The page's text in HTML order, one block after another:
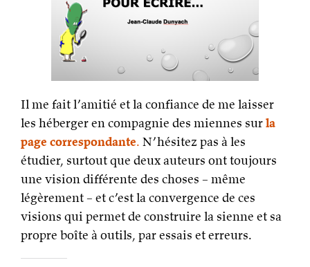
Il me fait l’amitié et la confiance de me laisser
les héberger en compagnie des miennes surla
page correspondante. N’hésitez pas à les
étudier, surtout que deux auteurs ont toujours
une vision différente des choses – même
légèrement – et c’est la convergence de ces
visions qui permet de construire la sienne et sa
propre boîte à outils, par essais et erreurs.